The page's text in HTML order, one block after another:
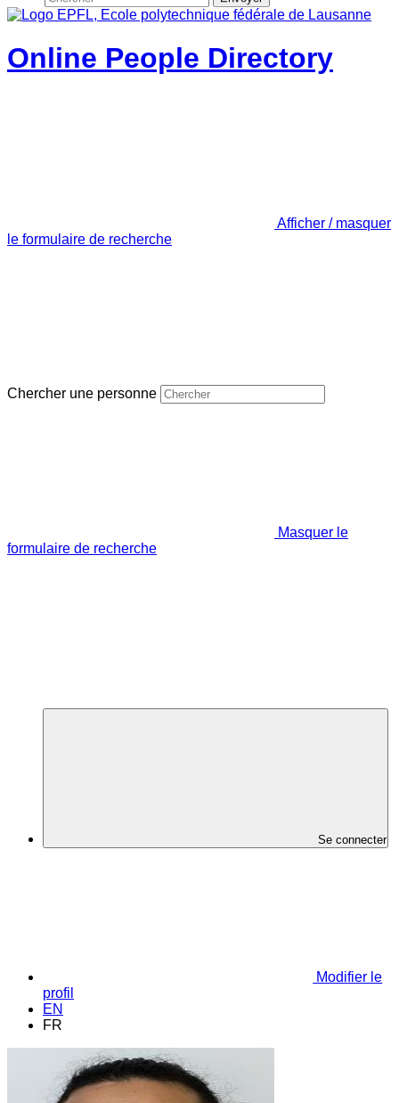
Online People Directory
Afficher / masquer
le formulaire de recherche
Chercher une personne
Masquer le
formulaire de recherche
Se connecter
Modifier le
profil
EN
FR